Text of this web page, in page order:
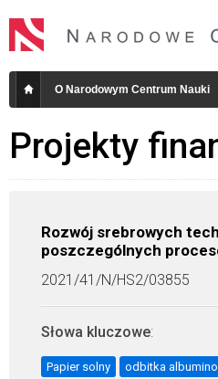
O Narodowym Centrum Nauki
Projekty
Rozwój srebrowych
poszczególnych
2021/41/N/HS2/03855
Słowa kluczowe:
Papier solny odbitka